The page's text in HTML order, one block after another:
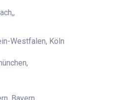
Westfalen, Köln
Bayern